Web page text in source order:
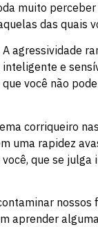
muito
das quais
agressividade
e
você não
corriqueiro
uma rapidez
que se
nossos
aprender